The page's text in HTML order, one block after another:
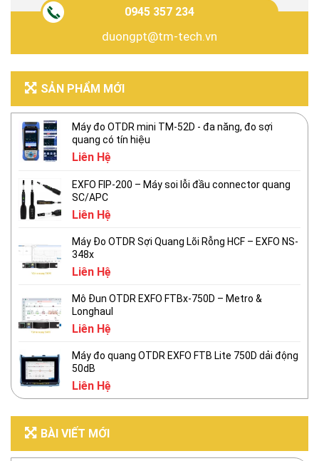
0945 357 234
duongpt@tm-tech.vn
SẢN PHẨM MỚI
Máy đo OTDR mini TM-52D - đa năng, đo sợi
quang có tín hiệu
Liên Hệ
EXFO FIP-200 – Máy soi lỗi đầu connector quang
SC/APC
Liên Hệ
Máy Đo OTDR Sợi Quang Lõi Rỗng HCF – EXFO NS-
348x
Liên Hệ
Mô Đun OTDR EXFO FTBx-750D – Metro &
Longhaul
Liên Hệ
Máy đo quang OTDR EXFO FTB Lite 750D dải động
50dB
Liên Hệ
BÀI VIẾT MỚI